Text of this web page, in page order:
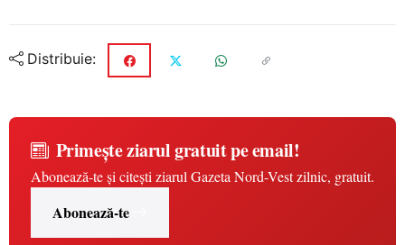
Distribuie:
Primește ziarul gratuit pe email!
Abonează-te și citești ziarul Gazeta Nord-Vest zilnic, gratuit.
Abonează-te